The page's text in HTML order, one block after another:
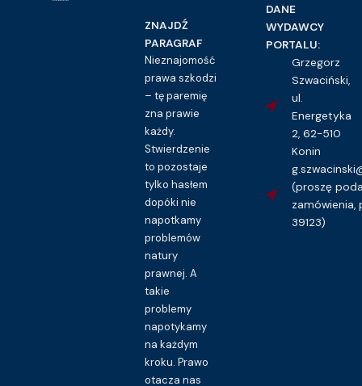
ZNAJDŹ
PARAGRAF
Nieznajomość
prawa szkodzi
– tę paremię
zna prawie
każdy.
Stwierdzenie
to pozostaje
tylko hasłem
dopóki nie
napotkamy
problemów
natury
prawnej. A
takie
problemy
napotykamy
na każdym
kroku. Prawo
otacza nas
DANE
WYDAWCY
PORTALU:
Grzegorz
Szwaciński,
ul.
Energetyka
2, 62-510
Konin
(proszę
zamówienia,
39123)